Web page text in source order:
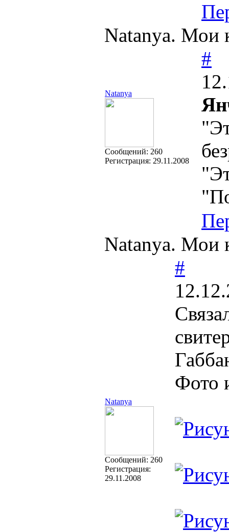
Natanya. Мои
Natanya
Cообщений: 260
Регистрация: 29.11.2008
#
Natanya. Мои
Natanya
Cообщений: 260
Регистрация:
29.11.2008
#
Фото